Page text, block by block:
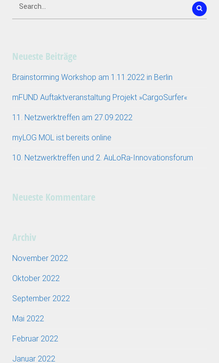
Neueste Beiträge
Brainstorming Workshop am 1.11.2022 in Berlin
mFUND Auftaktveranstaltung Projekt »CargoSurfer«
11. Netzwerktreffen am 27.09.2022
myLOG MOL ist bereits online
10. Netzwerktreffen und 2. AuLoRa-Innovationsforum
Neueste Kommentare
Archiv
November 2022
Oktober 2022
September 2022
Mai 2022
Februar 2022
Januar 2022